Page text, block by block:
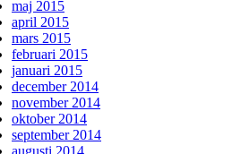
maj 2015
april 2015
mars 2015
februari 2015
januari 2015
december 2014
november 2014
oktober 2014
september 2014
augusti 2014